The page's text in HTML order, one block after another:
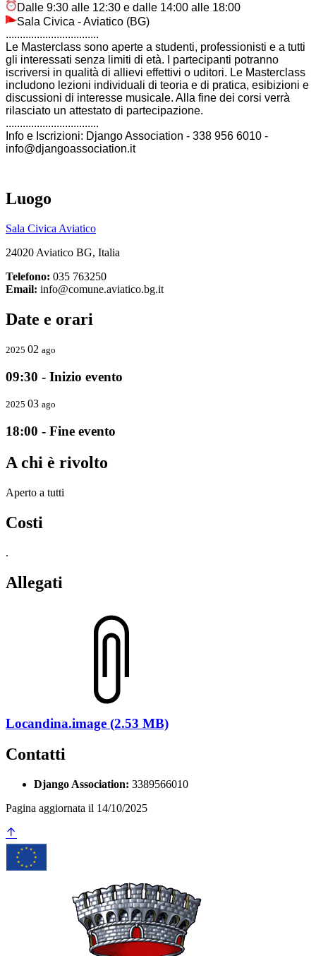
Dalle 9:30 alle 12:30 e dalle 14:00 alle 18:00
Sala Civica - Aviatico (BG)
.................................
Le Masterclass sono aperte a studenti, professionisti e a tutti
gli interessati senza limiti di età. I partecipanti potranno
iscriversi in qualità di allievi effettivi o uditori. Le Masterclass
includono lezioni individuali di teoria e di pratica, esibizioni e
discussioni di interesse musicale. Alla fine dei corsi verrà
rilasciato un attestato di partecipazione.
.................................
Info e Iscrizioni: Django Association - 338 956 6010 -
info@djangoassociation.it
Luogo
Sala Civica Aviatico
24020 Aviatico BG, Italia
Telefono: 035 763250
Email: info@comune.aviatico.bg.it
Date e orari
2025 02 ago
09:30 - Inizio evento
2025 03 ago
18:00 - Fine evento
A chi è rivolto
Aperto a tutti
Costi
.
Allegati
Locandina.image (2.53 MB)
Contatti
Django Association: 3389566010
Pagina aggiornata il 14/10/2025